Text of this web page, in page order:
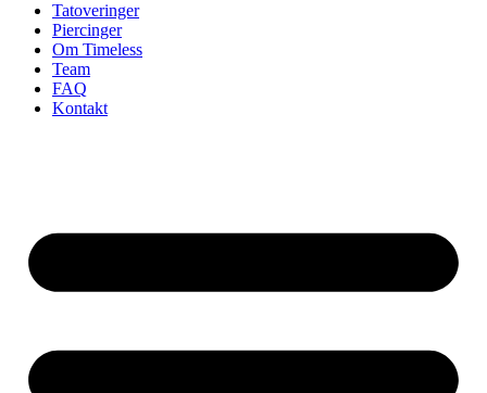
Tatoveringer
Piercinger
Om Timeless
Team
FAQ
Kontakt